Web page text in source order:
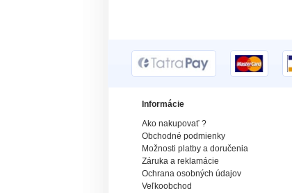
Informácie
Ako nakupovať ?
Obchodné podmienky
Možnosti platby a doručenia
Záruka a reklamácie
Ochrana osobných údajov
Veľkoobchod